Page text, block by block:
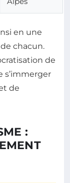
en une
chacun.
de
s’immerger
de
: